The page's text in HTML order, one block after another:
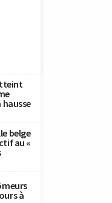
belge
au «
à